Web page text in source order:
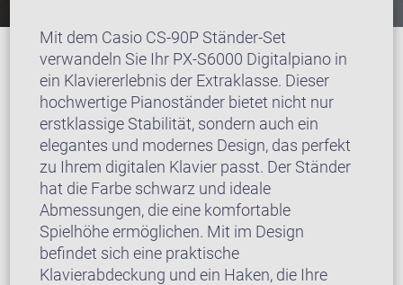
Mit dem Casio CS-90P Ständer-Set
verwandeln Sie Ihr PX-S6000 Digitalpiano in
ein Klaviererlebnis der Extraklasse. Dieser
hochwertige Pianoständer bietet nicht nur
erstklassige Stabilität, sondern auch ein
elegantes und modernes Design, das perfekt
zu Ihrem digitalen Klavier passt. Der Ständer
hat die Farbe schwarz und ideale
Abmessungen, die eine komfortable
Spielhöhe ermöglichen. Mit im Design
befindet sich eine praktische
Klavierabdeckung und ein Haken, die Ihre